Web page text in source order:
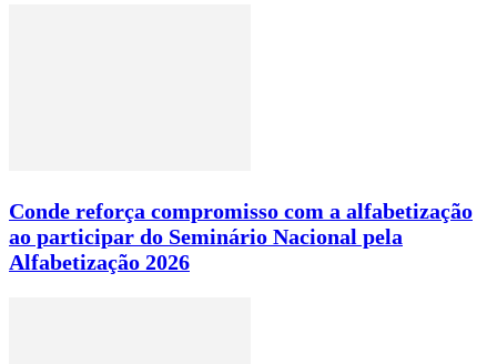
Conde reforça compromisso com a alfabetização
ao participar do Seminário Nacional pela
Alfabetização 2026